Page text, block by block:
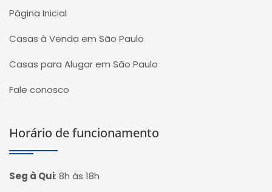
Página Inicial
Casas à Venda em São Paulo
Casas para Alugar em São Paulo
Fale conosco
Horário de funcionamento
Seg à Qui: 8h às 18h